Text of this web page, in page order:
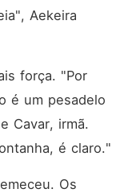
Aekeira
força. "Por
é um pesadelo
Cavar, irmã.
é claro."
Os